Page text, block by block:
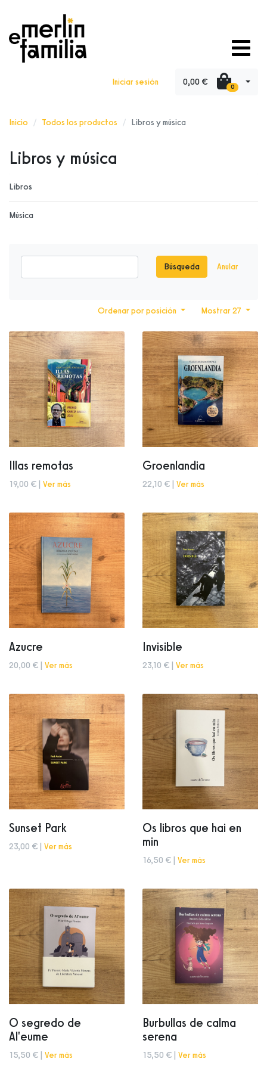
Iniciar sesión 0,00 € 0
Inicio Todos los productos Libros y música
Libros y música
Libros
Música
Búsqueda Anular
Mostrar 27
Ordenar por posición
Illas remotas
19,00 € | Ver más
Groenlandia
22,10 € | Ver más
Azucre
20,00 € | Ver más
Invisible
23,10 € | Ver más
Sunset Park
23,00 € | Ver más
Os libros que hai en
min
16,50 € | Ver más
O segredo de
Al'eume
15,50 € | Ver más
Burbullas de calma
serena
15,50 € | Ver más